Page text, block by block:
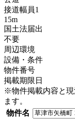
接道幅員1
15m
国土法届出
不要
周辺環境
設備・条件
物件番号
掲載期限日
※物件掲載内容と現
ます。
物件名